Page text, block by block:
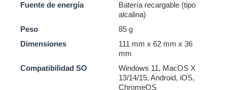
Fuente de energía
Batería recargable (tipo
alcalina)
Peso
85 g
Dimensiones
111 mm x 62 mm x 36
mm
Compatibilidad SO
Windows 11, MacOS X
13/14/15, Android, iOS,
ChromeOS